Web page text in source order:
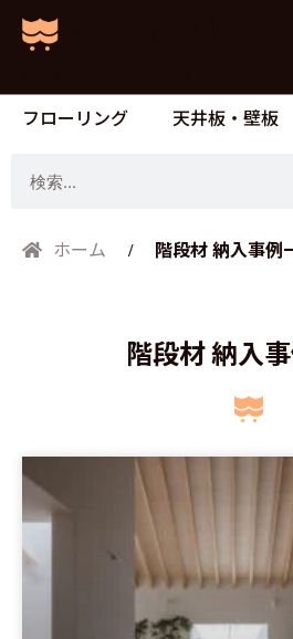
フローリング 天井板・壁板
ホーム
階段材 納入事例
階段材 納入